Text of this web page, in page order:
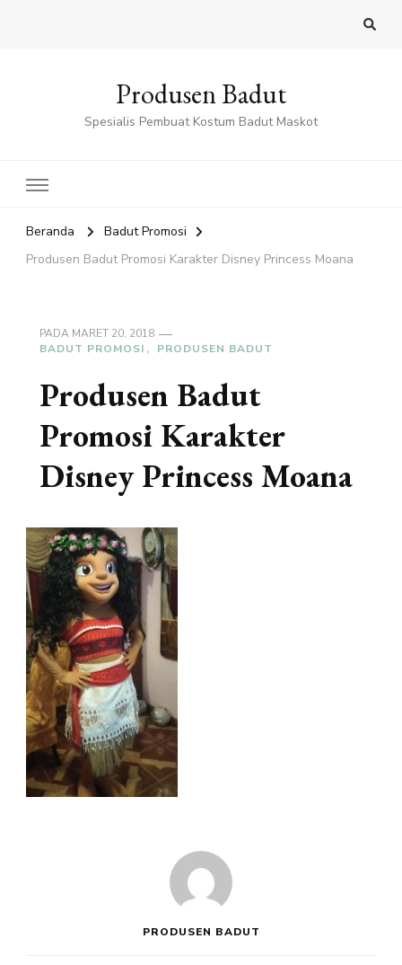
Produsen Badut
Spesialis Pembuat Kostum Badut Maskot
Beranda
Badut Promosi
Produsen Badut Promosi Karakter Disney Princess Moana
PADA MARET 20, 2018
BADUT PROMOSI
PRODUSEN BADUT
Produsen Badut
Promosi Karakter
Disney Princess Moana
PRODUSEN BADUT